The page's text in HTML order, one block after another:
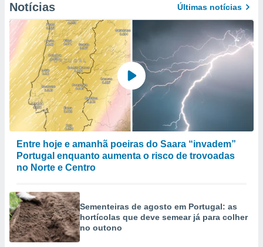
Notícias Últimas notícias
Entre hoje e amanhã poeiras do Saara “invadem”
Portugal enquanto aumenta o risco de trovoadas
no Norte e Centro
Sementeiras de agosto em Portugal: as
hortícolas que deve semear já para colher
no outono